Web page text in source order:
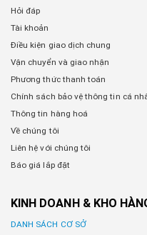
Hỏi đáp
Tài khoản
Điều kiện giao dịch chung
Vận chuyển và giao nhận
Phương thức thanh toán
Chính sách bảo vệ thông tin cá
Thông tin hàng hoá
Về chúng tôi
Liên hệ với chúng tôi
Báo giá lắp đặt
KINH DOANH & KHO
DANH SÁCH CƠ SỞ